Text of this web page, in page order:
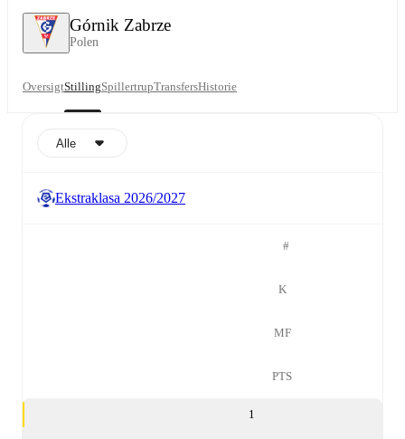
Górnik Zabrze
Polen
OversigtStillingSpillertrupTransfersHistorie
Alle
Ekstraklasa 2026/2027
#
K
MF
PTS
1